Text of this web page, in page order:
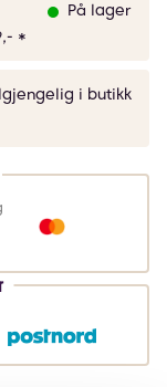
På lager
*
i butikk